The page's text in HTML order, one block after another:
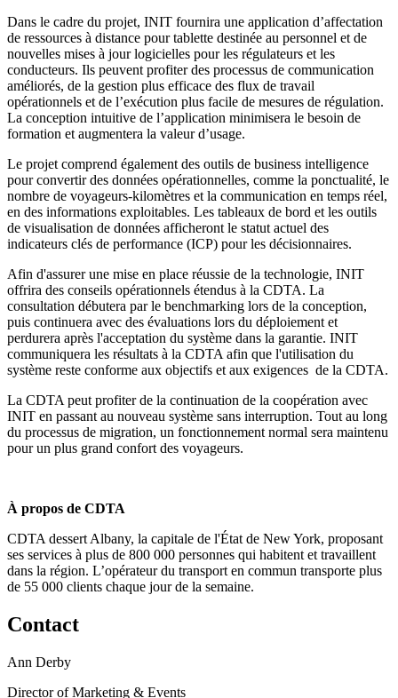
Dans le cadre du projet, INIT fournira une application d’affectation
de ressources à distance pour tablette destinée au personnel et de
nouvelles mises à jour logicielles pour les régulateurs et les
conducteurs. Ils peuvent profiter des processus de communication
améliorés, de la gestion plus efficace des flux de travail
opérationnels et de l’exécution plus facile de mesures de régulation.
La conception intuitive de l’application minimisera le besoin de
formation et augmentera la valeur d’usage.
Le projet comprend également des outils de business intelligence
pour convertir des données opérationnelles, comme la ponctualité, le
nombre de voyageurs-kilomètres et la communication en temps réel,
en des informations exploitables. Les tableaux de bord et les outils
de visualisation de données afficheront le statut actuel des
indicateurs clés de performance (ICP) pour les décisionnaires.
Afin d'assurer une mise en place réussie de la technologie, INIT
offrira des conseils opérationnels étendus à la CDTA. La
consultation débutera par le benchmarking lors de la conception,
puis continuera avec des évaluations lors du déploiement et
perdurera après l'acceptation du système dans la garantie. INIT
communiquera les résultats à la CDTA afin que l'utilisation du
système reste conforme aux objectifs et aux exigences de la CDTA.
La CDTA peut profiter de la continuation de la coopération avec
INIT en passant au nouveau système sans interruption. Tout au long
du processus de migration, un fonctionnement normal sera maintenu
pour un plus grand confort des voyageurs.
À propos de CDTA
CDTA dessert Albany, la capitale de l'État de New York, proposant
ses services à plus de 800 000 personnes qui habitent et travaillent
dans la région. L’opérateur du transport en commun transporte plus
de 55 000 clients chaque jour de la semaine.
Contact
Ann Derby
Director of Marketing & Events